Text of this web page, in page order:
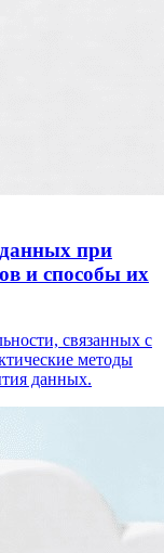
при
и способы их
связанных с
методы
данных.